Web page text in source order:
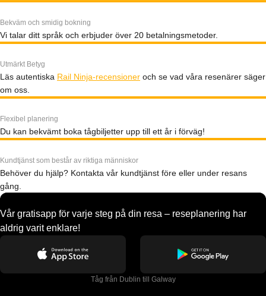
Bekväm och smidig bokning
Vi talar ditt språk och erbjuder över 20 betalningsmetoder.
Utmärkt Betyg
Läs autentiska Rail Ninja-recensioner och se vad våra resenärer säger
om oss.
Flexibel planering
Du kan bekvämt boka tågbiljetter upp till ett år i förväg!
Kundtjänst som består av riktiga människor
Behöver du hjälp? Kontakta vår kundtjänst före eller under resans
gång.
Vår gratisapp för varje steg på din resa – reseplanering har
aldrig varit enklare!
Tåg från Dublin till Galway